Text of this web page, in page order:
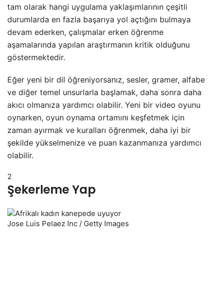
tam olarak hangi uygulama yaklaşımlarının çeşitli
durumlarda en fazla başarıya yol açtığını bulmaya
devam ederken, çalışmalar erken öğrenme
aşamalarında yapılan araştırmanın kritik olduğunu
göstermektedir.
Eğer yeni bir dil öğreniyorsanız, sesler, gramer, alfabe
ve diğer temel unsurlarla başlamak, daha sonra daha
akıcı olmanıza yardımcı olabilir. Yeni bir video oyunu
oynarken, oyun oynama ortamını keşfetmek için
zaman ayırmak ve kuralları öğrenmek, daha iyi bir
şekilde yükselmenize ve puan kazanmanıza yardımcı
olabilir.
2
Şekerleme Yap
Jose Luis Pelaez Inc / Getty Images